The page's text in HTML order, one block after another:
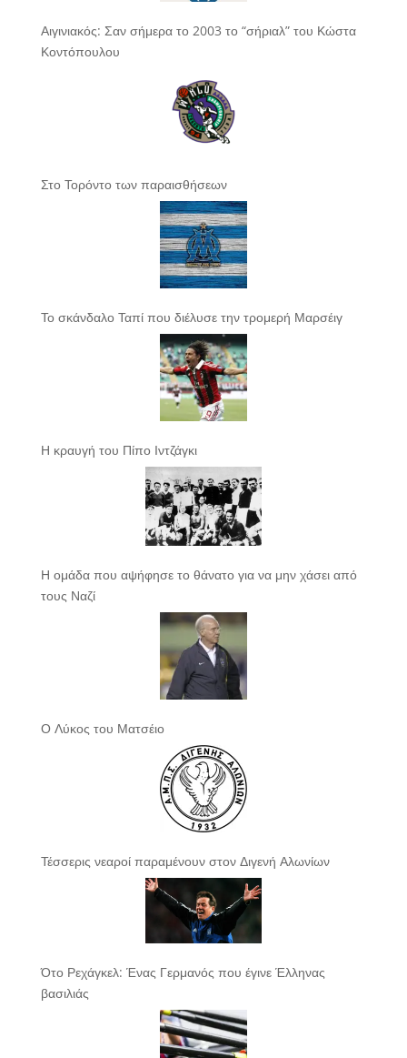
Αιγινιακός: Σαν σήμερα το 2003 το “σήριαλ” του Κώστα
Κοντόπουλου
Στο Τορόντο των παραισθήσεων
Το σκάνδαλο Ταπί που διέλυσε την τρομερή Μαρσέιγ
Η κραυγή του Πίπο Ιντζάγκι
Η ομάδα που αψήφησε το θάνατο για να μην χάσει από
τους Ναζί
Ο Λύκος του Ματσέιο
Τέσσερις νεαροί παραμένουν στον Διγενή Αλωνίων
Ότο Ρεχάγκελ: Ένας Γερμανός που έγινε Έλληνας
βασιλιάς